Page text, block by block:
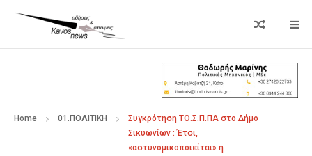
Home 01.ΠΟΛΙΤΙΚΗ
Συγκρότηση ΤΟ.Σ.Π.ΠΑ στο Δήμο
Σικυωνίων : Έτσι,
«αστυνομικοποιείται» η